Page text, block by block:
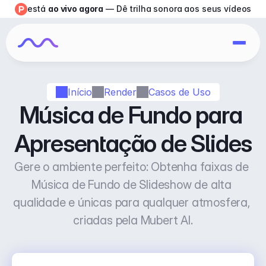
Início Render Casos de Uso
Música de Fundo para
Apresentação de Slides
Gere o ambiente perfeito: Obtenha faixas de
Música de Fundo de Slideshow de alta
qualidade e únicas para qualquer atmosfera,
criadas pela Mubert AI.
está ao vivo agora — Dê trilha sonora aos seus vídeos